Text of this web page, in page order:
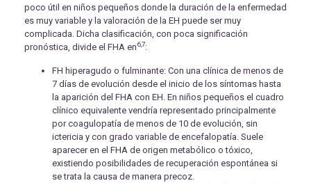
poco útil en niños pequeños donde la duración de la enfermedad
es muy variable y la valoración de la EH puede ser muy
complicada. Dicha clasificación, con poca significación
pronóstica, divide el FHA en6,7:
FH hiperagudo o fulminante: Con una clínica de menos de
7 días de evolución desde el inicio de los síntomas hasta
la aparición del FHA con EH. En niños pequeños el cuadro
clínico equivalente vendría representado principalmente
por coagulopatía de menos de 10 de evolución, sin
ictericia y con grado variable de encefalopatía. Suele
aparecer en el FHA de origen metabólico o tóxico,
existiendo posibilidades de recuperación espontánea si
se trata la causa de manera precoz.